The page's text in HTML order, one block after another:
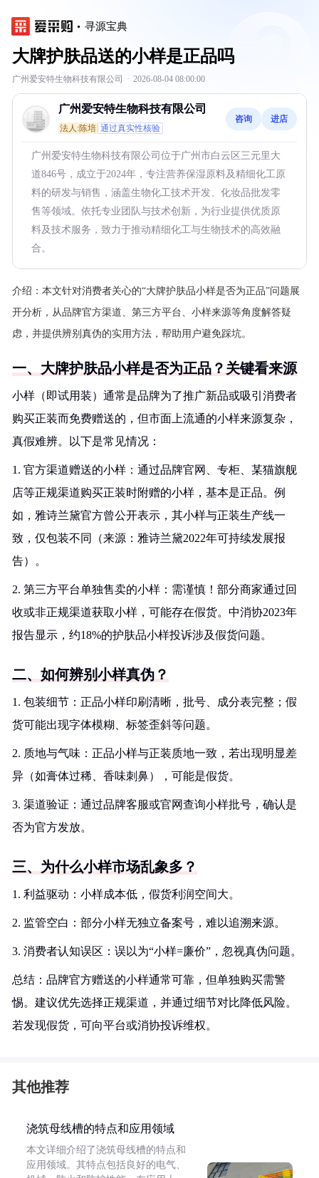
寻源宝典
大牌护肤品送的小样是正品吗
广州爱安特生物科技有限公司 · 2026-08-04 08:00:00
广州爱安特生物科技有限公司
法人:陈培 通过真实性核验
咨询 进店
广州爱安特生物科技有限公司位于广州市白云区三元里大
道846号，成立于2024年，专注营养保湿原料及精细化工原
料的研发与销售，涵盖生物化工技术开发、化妆品批发零
售等领域。依托专业团队与技术创新，为行业提供优质原
料及技术服务，致力于推动精细化工与生物技术的高效融
合。
介绍： 本文针对消费者关心的“大牌护肤品小样是否为正品”问题展
开分析，从品牌官方渠道、第三方平台、小样来源等角度解答疑
虑，并提供辨别真伪的实用方法，帮助用户避免踩坑。
一、大牌护肤品小样是否为正品？关键看来源
小样（即试用装）通常是品牌为了推广新品或吸引消费者
购买正装而免费赠送的，但市面上流通的小样来源复杂，
真假难辨。以下是常见情况：
1. 官方渠道赠送的小样：通过品牌官网、专柜、某猫旗舰
店等正规渠道购买正装时附赠的小样，基本是正品。例
如，雅诗兰黛官方曾公开表示，其小样与正装生产线一
致，仅包装不同（来源：雅诗兰黛2022年可持续发展报
告）。
2. 第三方平台单独售卖的小样：需谨慎！部分商家通过回
收或非正规渠道获取小样，可能存在假货。中消协2023年
报告显示，约18%的护肤品小样投诉涉及假货问题。
二、如何辨别小样真伪？
1. 包装细节：正品小样印刷清晰，批号、成分表完整；假
货可能出现字体模糊、标签歪斜等问题。
2. 质地与气味：正品小样与正装质地一致，若出现明显差
异（如膏体过稀、香味刺鼻），可能是假货。
3. 渠道验证：通过品牌客服或官网查询小样批号，确认是
否为官方发放。
三、为什么小样市场乱象多？
1. 利益驱动：小样成本低，假货利润空间大。
2. 监管空白：部分小样无独立备案号，难以追溯来源。
3. 消费者认知误区：误以为“小样=廉价”，忽视真伪问题。
总结：品牌官方赠送的小样通常可靠，但单独购买需警
惕。建议优先选择正规渠道，并通过细节对比降低风险。
若发现假货，可向平台或消协投诉维权。
其他推荐
浇筑母线槽的特点和应用领域
本文详细介绍了浇筑母线槽的特点和
应用领域。其特点包括良好的电气、